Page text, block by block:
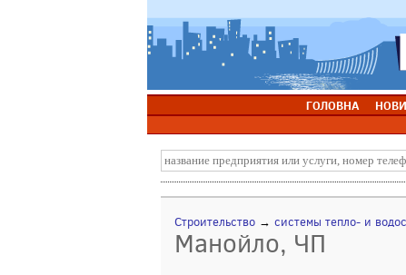
ГОЛОВНА
Строительство → системы тепло- и
Манойло, ЧП